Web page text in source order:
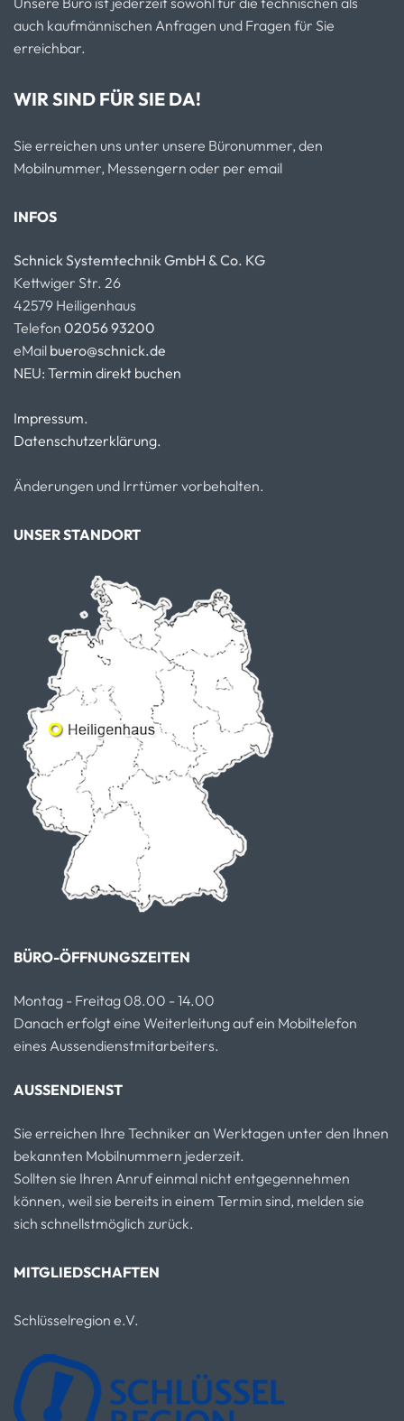
auch kaufmännischen Anfragen und Fragen für Sie
erreichbar.
WIR SIND FÜR SIE DA!
Sie erreichen uns unter unsere Büronummer, den
Mobilnummer, Messengern oder per email
INFOS
Schnick Systemtechnik GmbH & Co. KG
Kettwiger Str. 26
42579 Heiligenhaus
Telefon 02056 93200
eMail buero@schnick.de
NEU: Termin direkt buchen
Impressum.
Datenschutzerklärung.
Änderungen und Irrtümer vorbehalten.
UNSER STANDORT
BÜRO-ÖFFNUNGSZEITEN
Montag - Freitag 08.00 - 14.00
Danach erfolgt eine Weiterleitung auf ein Mobiltelefon
eines Aussendienstmitarbeiters.
AUSSENDIENST
Sie erreichen Ihre Techniker an Werktagen unter den Ihnen
bekannten Mobilnummern jederzeit.
Sollten sie Ihren Anruf einmal nicht entgegennehmen
können, weil sie bereits in einem Termin sind, melden sie
sich schnellstmöglich zurück.
MITGLIEDSCHAFTEN
Schlüsselregion e.V.